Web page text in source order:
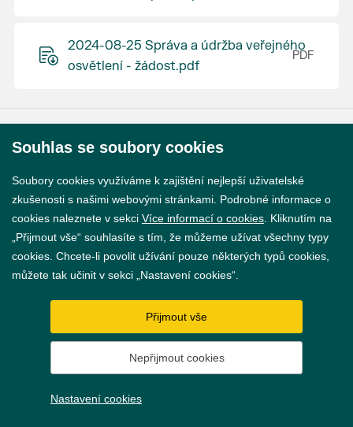
2024-08-25 Správa a údržba veřejného
osvětlení - žádost.pdf
© 2026 Město Břeclav
Prohlášení o přístupnosti
GDPR
Nastavení cookies
VytvořilwebProgress
Souhlas se soubory cookies
Soubory cookies využíváme k zajištění nejlepší uživatelské
zkušenosti s našimi webovými stránkami. Podrobné informace o
cookies naleznete v sekci Více informací o cookies . Kliknutím na
„Přijmout vše“ souhlasíte s tím, že můžeme užívat všechny typy
cookies. Chcete-li povolit užívání pouze některých typů cookies,
můžete tak učinit v sekci „Nastavení cookies“.
Přijmout vše
Nepřijmout cookies
Nastavení cookies